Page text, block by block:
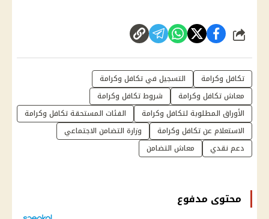
شارك
تكافل وكرامة
التسجيل في تكافل وكرامة
معاش تكافل وكرامة
شروط تكافل وكرامة
الأوراق المطلوبة لتكافل وكرامة
الفئات المستحقة تكافل وكرامة
الاستعلام عن تكافل وكرامة
وزارة التضامن الاجتماعي
دعم نقدي
معاش التضامن
محتوى مدفوع